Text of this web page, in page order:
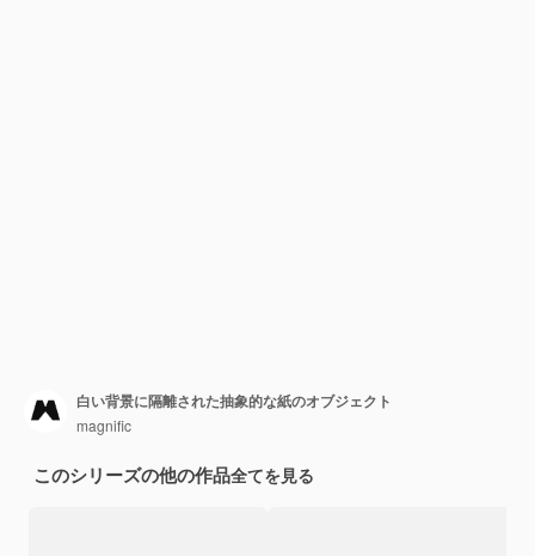
白い背景に隔離された抽象的な紙のオブジェクト
magnific
このシリーズの他の作品全てを見る